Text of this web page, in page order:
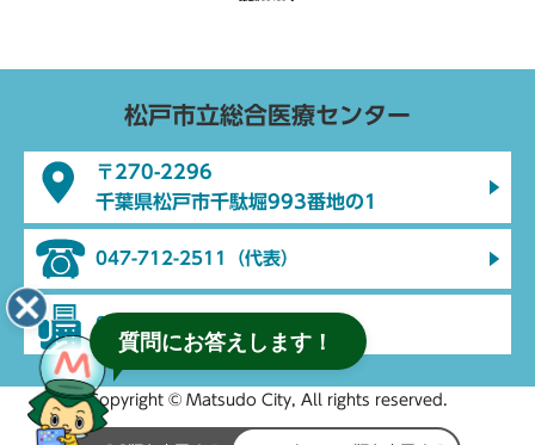
松戸市立総合医療センター
〒270-2296
千葉県松戸市千駄堀993番地の1
047-712-2511（代表）
047-712-2512（代表）
Copyright © Matsudo City, All rights reserved.
質問にお答えします！